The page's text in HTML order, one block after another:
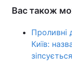
Вас також
Проливні
Київ:
зіпсується